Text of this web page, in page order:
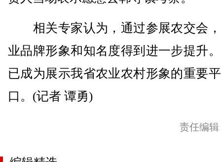
相关专家认为，通过参展农交会
业品牌形象和知名度得到进一步提升
已成为展示我省农业农村形象的重要
口。(记者 谭勇)
责任编